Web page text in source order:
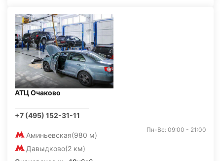
АТЦ Очаково
+7 (495) 152-31-11
Аминьевская(980 м)
Давыдково(2 км)
Пн-Вс: 09:00 - 21:00